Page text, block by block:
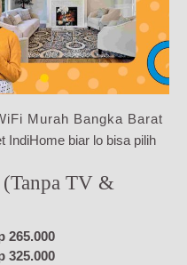
Murah Bangka Barat
IndiHome biar lo bisa pilih
TV &
265.000
325.000